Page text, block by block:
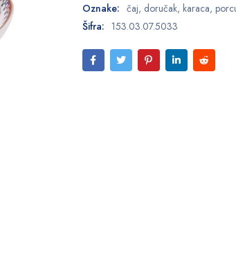
Oznake: čaj, doručak, karaca,
Šifra: 153.03.07.5033